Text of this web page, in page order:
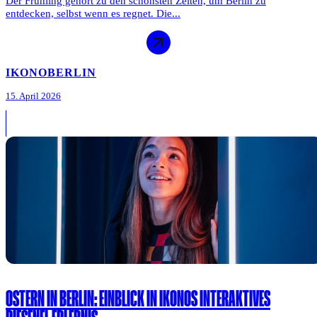
entdecken, selbst wenn es regnet. Die...
IKONOBERLIN
15. April 2026
OSTERN IN BERLIN: EINBLICK IN IKONOS INTERAKTIVES